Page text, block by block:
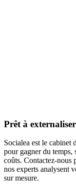
Prêt à
Socialea est le cabinet
pour gagner du temps,
coûts. Contactez-nous
nos experts analysent
sur mesure.